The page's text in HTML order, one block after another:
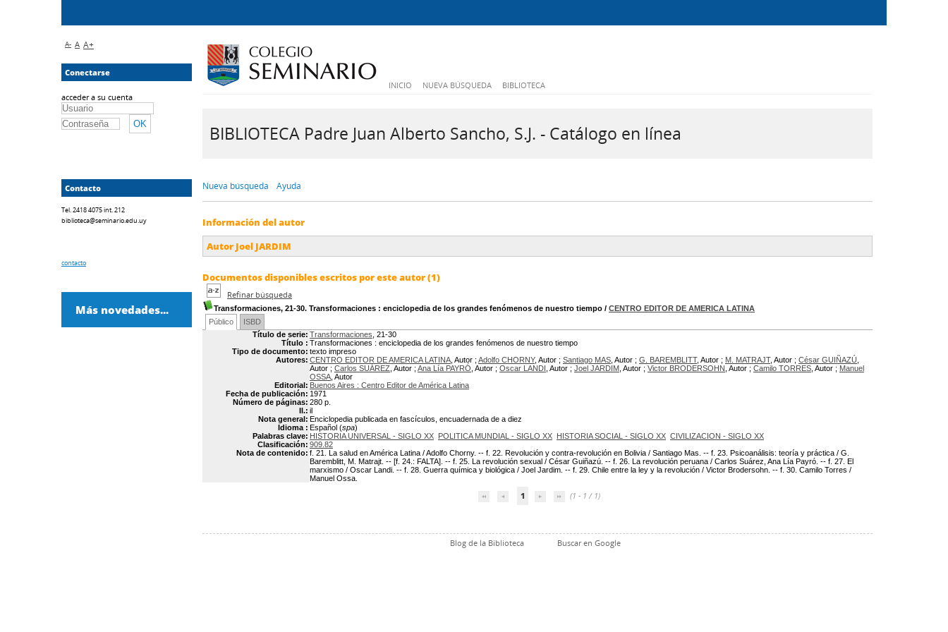
INICIO NUEVA BÚSQUEDA BIBLIOTECA
BIBLIOTECA Padre Juan Alberto Sancho, S.J. - Catálogo en línea
Nueva búsqueda Ayuda
Información del autor
Autor Joel JARDIM
Documentos disponibles escritos por este autor (1)
Refinar búsqueda
Transformaciones, 21-30. Transformaciones : enciclopedia de los grandes fenómenos de nuestro tiempo / CENTRO EDITOR DE AMERICA LATINA
Público
ISBD
Título de serie: Transformaciones , 21-30
Título : Transformaciones : enciclopedia de los grandes fenómenos de nuestro tiempo
Tipo de documento: texto impreso
Autores: CENTRO EDITOR DE AMERICA LATINA , Autor ; Adolfo CHORNY, Autor ; Santiago MAS , Autor ; G. BAREMBLITT, Autor ; M. MATRAJT, Autor ; César GUIÑAZÚ
Autor ; Carlos SUÁREZ , Autor ; Ana Lía PAYRÓ , Autor ; Oscar LANDI , Autor ; Joel JARDIM , Autor ; Victor BRODERSOHN , Autor ; Camilo TORRES , Autor ; Manuel
OSSA , Autor
Editorial: Buenos Aires : Centro Editor de América Latina
Fecha de publicación: 1971
Número de páginas: 280 p.
Il.: il
Nota general: Enciclopedia publicada en fascículos, encuadernada de a diez
Idioma : Español (spa)
Palabras clave: HISTORIA UNIVERSAL - SIGLO XX POLITICA MUNDIAL - SIGLO XX HISTORIA SOCIAL - SIGLO XX CIVILIZACION - SIGLO XX
Clasificación: 909.82
Nota de contenido: f. 21. La salud en América Latina / Adolfo Chorny. -- f. 22. Revolución y contra-revolución en Bolivia / Santiago Mas. -- f. 23. Psicoanálisis: teoría y práctica / G.
Baremblitt, M. Matrajt. -- [f. 24.: FALTA]. -- f. 25. La revolución sexual / César Guiñazú. -- f. 26. La revolución peruana / Carlos Suárez, Ana Lía Payró. -- f. 27. El
marxismo / Oscar Landi. -- f. 28. Guerra química y biológica / Joel Jardim. -- f. 29. Chile entre la ley y la revolución / Victor Brodersohn. -- f. 30. Camilo Torres /
Manuel Ossa.
1 (1 - 1 / 1)
Blog de la Biblioteca Buscar en Google
A- A A+
Conectarse
acceder a su cuenta
Contacto
Tel. 2418 4075 int. 212
biblioteca@seminario.edu.uy
contacto
Más novedades...